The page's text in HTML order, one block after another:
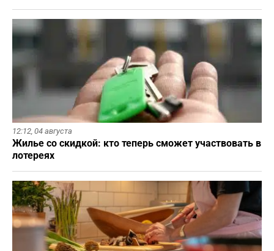
12:12, 04 августа
Жилье со скидкой: кто теперь сможет участвовать в
лотереях